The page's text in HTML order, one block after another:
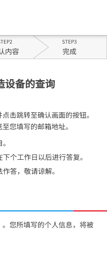
内容
STEP3
完成
设备的查询
击跳转至确认画面的按钮。
您填写的邮箱地址。
个工作日以后进行答复。
答，敬请谅解。
您所填写的个人信息，将被